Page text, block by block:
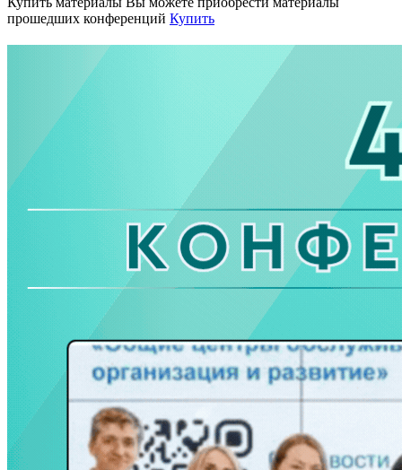
прошедших конференций Купить